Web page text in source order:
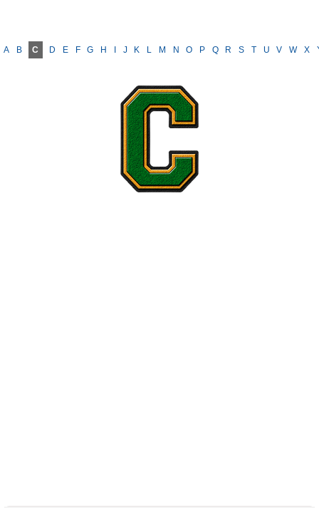
A B C D E F G H J K L M N O P Q R S T U V W X